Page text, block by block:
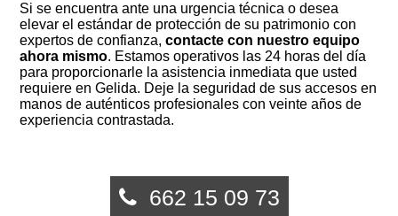
Si se encuentra ante una urgencia técnica o desea
elevar el estándar de protección de su patrimonio con
expertos de confianza,contacte con nuestro equipo
ahora mismo. Estamos operativos las 24 horas del día
para proporcionarle la asistencia inmediata que usted
requiere en Gelida. Deje la seguridad de sus accesos en
manos de auténticos profesionales con veinte años de
experiencia contrastada.
662 15 09 73